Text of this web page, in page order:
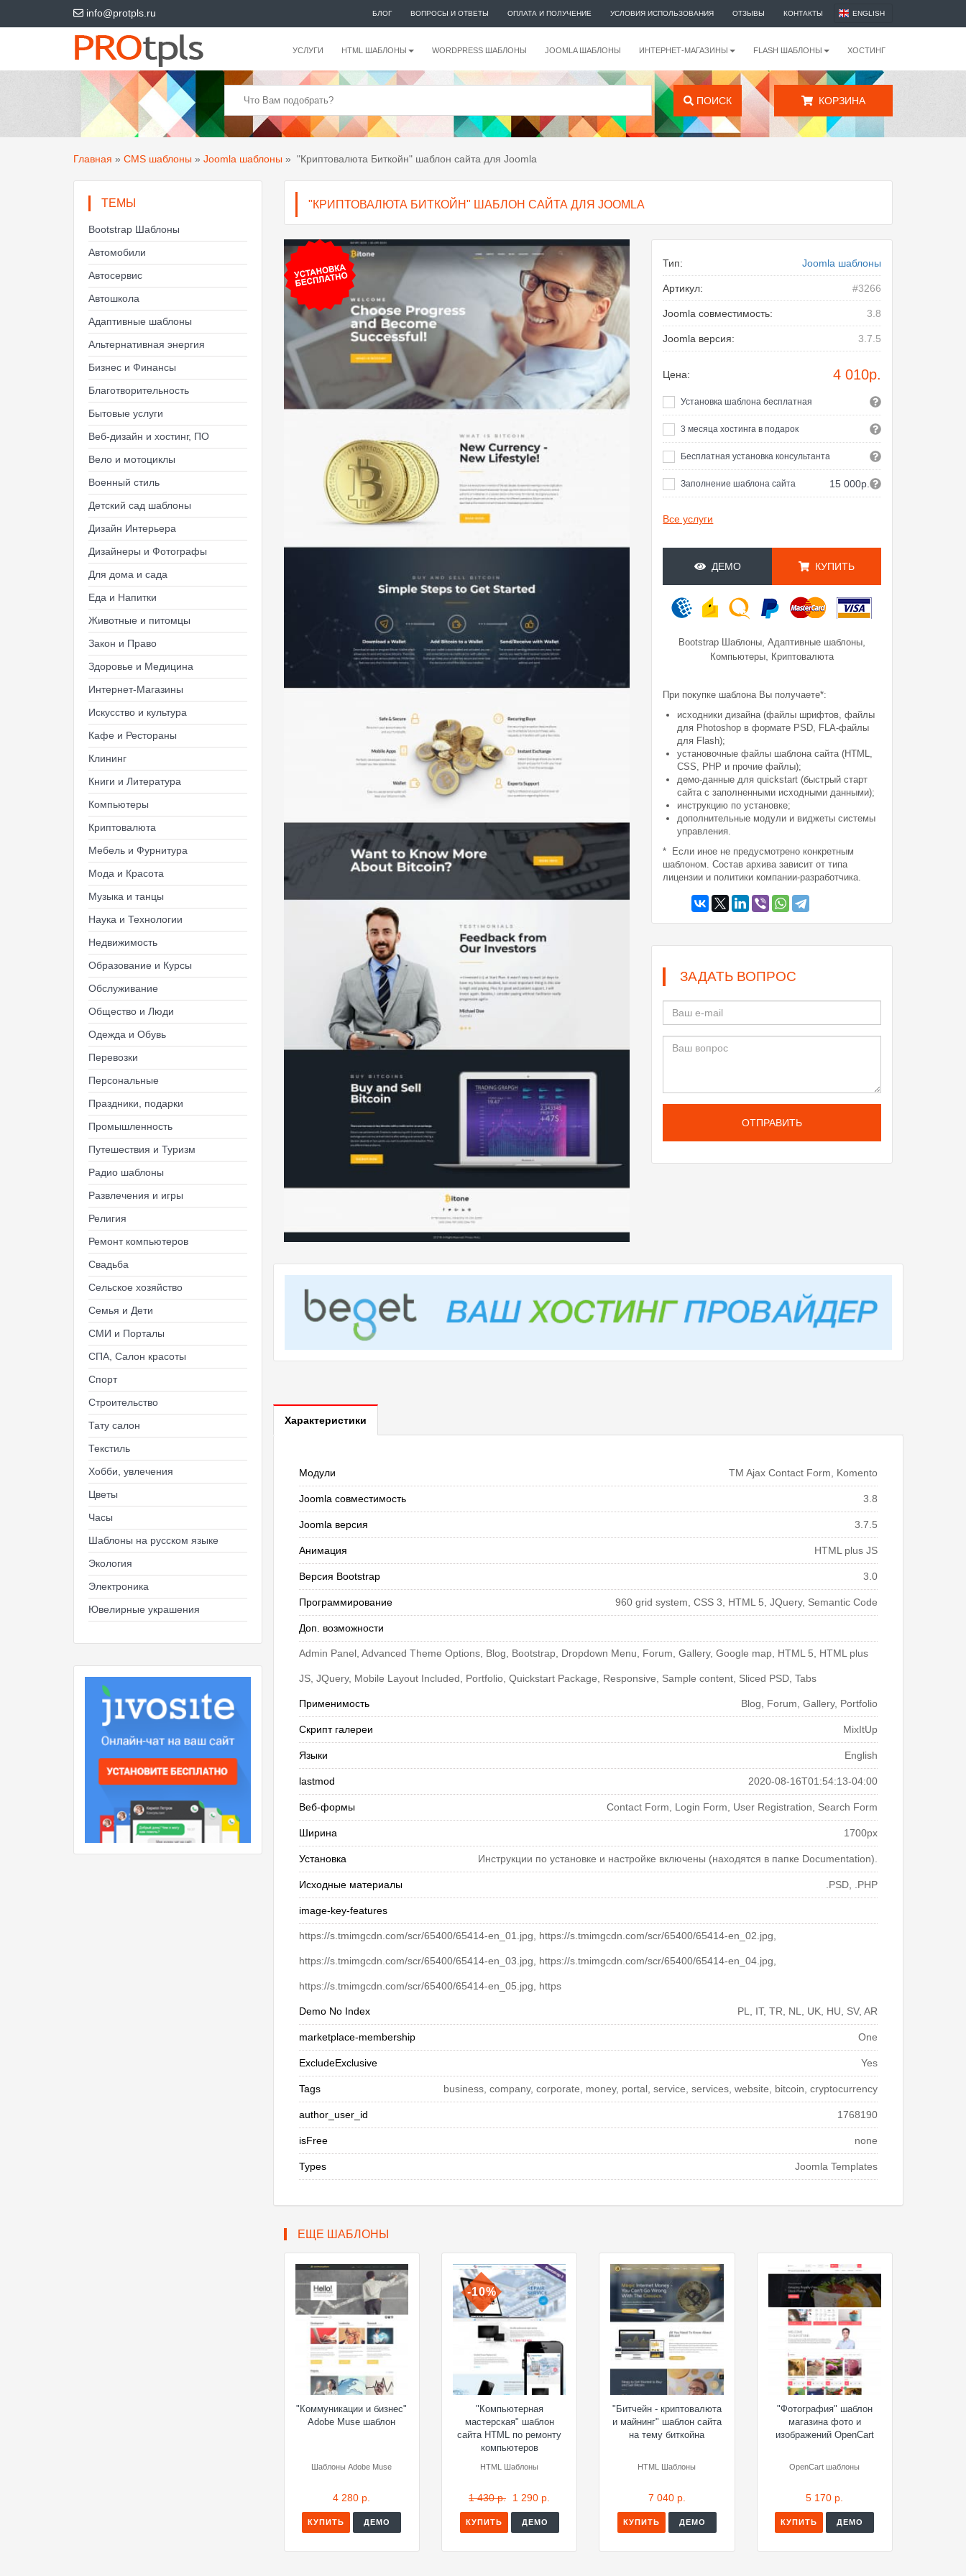
info@protpls.ru БЛОГ ВОПРОСЫ И ОТВЕТЫ ОПЛАТА И ПОЛУЧЕНИЕ УСЛОВИЯ ИСПОЛЬЗОВАНИЯ ОТЗЫВЫ КОНТАКТЫ ENGLISH
УСЛУГИ HTML ШАБЛОНЫ WORDPRESS ШАБЛОНЫ JOOMLA ШАБЛОНЫ ИНТЕРНЕТ-МАГАЗИНЫ FLASH ШАБЛОНЫ ХОСТИНГ
ПОИСК КОРЗИНА
Главная » CMS шаблоны » Joomla шаблоны » "Криптовалюта Биткойн" шаблон сайта для Joomla
ТЕМЫ
Bootstrap Шаблоны
Автомобили
Автосервис
Автошкола
Адаптивные шаблоны
Альтернативная энергия
Бизнес и Финансы
Благотворительность
Бытовые услуги
Веб-дизайн и хостинг, ПО
Вело и мотоциклы
Военный стиль
Детский сад шаблоны
Дизайн Интерьера
Дизайнеры и Фотографы
Для дома и сада
Еда и Напитки
Животные и питомцы
Закон и Право
Здоровье и Медицина
Интернет-Магазины
Искусство и культура
Кафе и Рестораны
Клининг
Книги и Литература
Компьютеры
Криптовалюта
Мебель и Фурнитура
Мода и Красота
Музыка и танцы
Наука и Технологии
Недвижимость
Образование и Курсы
Обслуживание
Общество и Люди
Одежда и Обувь
Перевозки
Персональные
Праздники, подарки
Промышленность
Путешествия и Туризм
Радио шаблоны
Развлечения и игры
Религия
Ремонт компьютеров
Свадьба
Сельское хозяйство
Семья и Дети
СМИ и Порталы
СПА, Салон красоты
Спорт
Строительство
Тату салон
Текстиль
Хобби, увлечения
Цветы
Часы
Шаблоны на русском языке
Экология
Электроника
Ювелирные украшения
"КРИПТОВАЛЮТА БИТКОЙН" ШАБЛОН САЙТА ДЛЯ JOOMLA
Тип: Joomla шаблоны
Артикул: #3266
Joomla совместимость: 3.8
Joomla версия: 3.7.5
Цена: 4 010р.
Установка шаблона бесплатная
3 месяца хостинга в подарок
Бесплатная установка консультанта
Заполнение шаблона сайта 15 000р.
Все услуги
ДЕМО КУПИТЬ
Bootstrap Шаблоны ,Адаптивные шаблоны
Компьютеры Криптовалюта
При покупке шаблона Вы получаете*:
исходники дизайна (файлы шрифтов, файлы
для Photoshop в формате PSD, FLA-файлы
для Flash);
установочные файлы шаблона сайта (HTML,
CSS, PHP и прочие файлы);
демо-данные для quickstart (быстрый старт
сайта с заполненными исходными данными);
инструкцию по установке;
дополнительные модули и виджеты системы
управления.
* Если иное не предусмотрено конкретным
шаблоном. Состав архива зависит от типа
лицензии и политики компании-разработчика.
ЗАДАТЬ ВОПРОС
ОТПРАВИТЬ
Характеристики
Модули TM Ajax Contact Form, Komento
Joomla совместимость 3.8
Joomla версия 3.7.5
Анимация HTML plus JS
Версия Bootstrap 3.0
Программирование 960 grid system, CSS 3, HTML 5, JQuery, Semantic Code
Доп. возможности
Admin Panel, Advanced Theme Options, Blog, Bootstrap, Dropdown Menu, Forum, Gallery, Google map, HTML 5, HTML plus
JS, JQuery, Mobile Layout Included, Portfolio, Quickstart Package, Responsive, Sample content, Sliced PSD, Tabs
Применимость Blog, Forum, Gallery, Portfolio
Скрипт галереи MixItUp
Языки English
lastmod 2020-08-16T01:54:13-04:00
Веб-формы Contact Form, Login Form, User Registration, Search Form
Ширина 1700px
Установка Инструкции по установке и настройке включены (находятся в папке Documentation).
Исходные материалы .PSD, .PHP
image-key-features
https://s.tmimgcdn.com/scr/65400/65414-en_01.jpg, https://s.tmimgcdn.com/scr/65400/65414-en_02.jpg,
https://s.tmimgcdn.com/scr/65400/65414-en_03.jpg, https://s.tmimgcdn.com/scr/65400/65414-en_04.jpg,
https://s.tmimgcdn.com/scr/65400/65414-en_05.jpg, https
Demo No Index PL, IT, TR, NL, UK, HU, SV, AR
marketplace-membership One
ExcludeExclusive Yes
Tags business, company, corporate, money, portal, service, services, website, bitcoin, cryptocurrency
author_user_id 1768190
isFree none
Types Joomla Templates
ЕЩЕ ШАБЛОНЫ
"Коммуникации и бизнес"
Adobe Muse шаблон
Шаблоны Adobe Muse
4 280 р.
КУПИТЬ ДЕМО
-10%
"Компьютерная
мастерская" шаблон
сайта HTML по ремонту
компьютеров
HTML Шаблоны
1 430 р. 1 290 р.
КУПИТЬ ДЕМО
"Битчейн - криптовалюта
и майнинг" шаблон сайта
на тему биткойна
HTML Шаблоны
7 040 р.
КУПИТЬ ДЕМО
"Фотография" шаблон
магазина фото и
изображений OpenCart
OpenCart шаблоны
5 170 р.
КУПИТЬ ДЕМО